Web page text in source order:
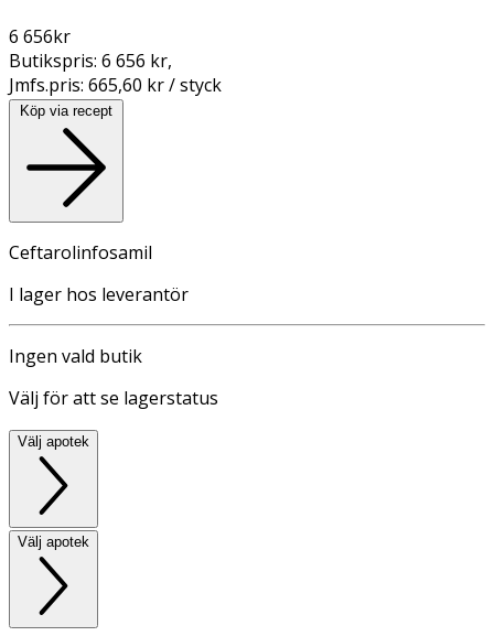
6 656kr
Butikspris: 6 656 kr,
Jmfs.pris: 665,60 kr / styck
Köp via recept
Ceftarolinfosamil
I lager hos leverantör
Ingen vald butik
Välj för att se lagerstatus
Välj apotek
Välj apotek